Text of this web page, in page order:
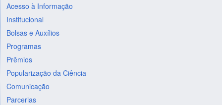
Acesso à Informação
Institucional
Bolsas e Auxílios
Programas
Prêmios
Popularização da Ciência
Comunicação
Parcerias